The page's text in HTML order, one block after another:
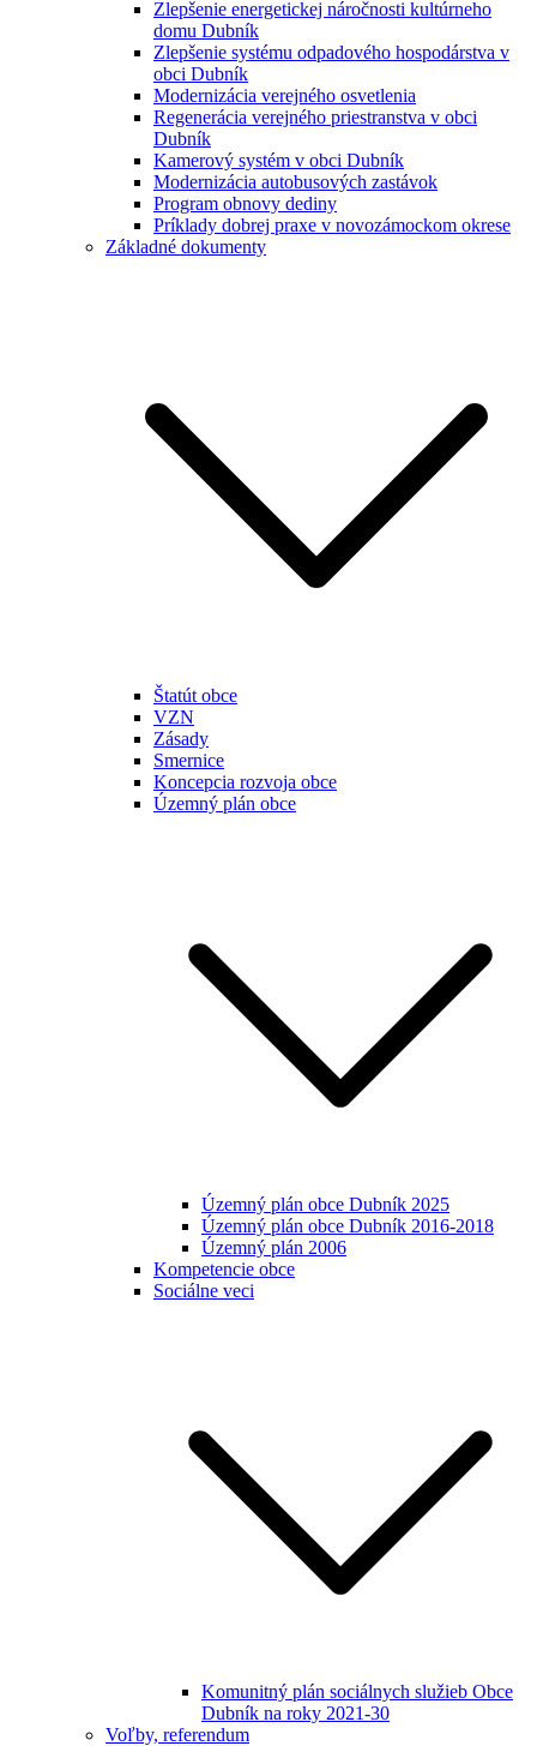
Zlepšenie energetickej náročnosti kultúrneho
domu Dubník
Zlepšenie systému odpadového hospodárstva v
obci Dubník
Modernizácia verejného osvetlenia
Regenerácia verejného priestranstva v obci
Dubník
Kamerový systém v obci Dubník
Modernizácia autobusových zastávok
Program obnovy dediny
Príklady dobrej praxe v novozámockom okrese
Základné dokumenty
Štatút obce
VZN
Zásady
Smernice
Koncepcia rozvoja obce
Územný plán obce
Územný plán obce Dubník 2025
Územný plán obce Dubník 2016-2018
Územný plán 2006
Kompetencie obce
Sociálne veci
Komunitný plán sociálnych služieb Obce
Dubník na roky 2021-30
Voľby, referendum